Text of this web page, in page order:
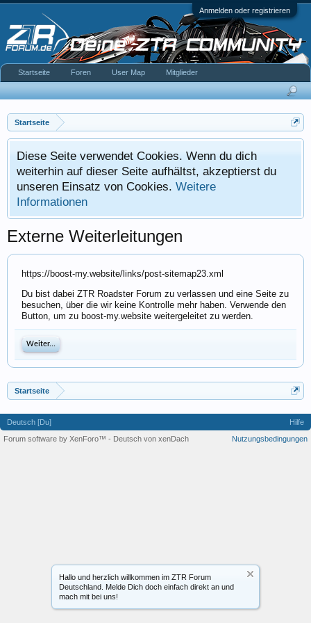
Anmelden oder registrieren
Startseite
Diese Seite verwendet Cookies. Wenn du dich
weiterhin auf dieser Seite aufhältst, akzeptierst du
unseren Einsatz von Cookies. Weitere
Informationen
Hallo und herzlich willkommen im ZTR Forum
Deutschland. Melde Dich doch einfach direkt an und
mach mit bei uns!
Externe Weiterleitungen
https://boost-my.website/links/post-sitemap23.xml
Du bist dabei ZTR Roadster Forum zu verlassen und eine Seite zu
besuchen, über die wir keine Kontrolle mehr haben. Verwende den
Button, um zu boost-my.website weitergeleitet zu werden.
Weiter...
Startseite
Startseite Foren User Map Mitglieder
Deutsch [Du]
Hilfe
Nutzungsbedingungen
Forum software by XenForo™ - Deutsch von xenDach